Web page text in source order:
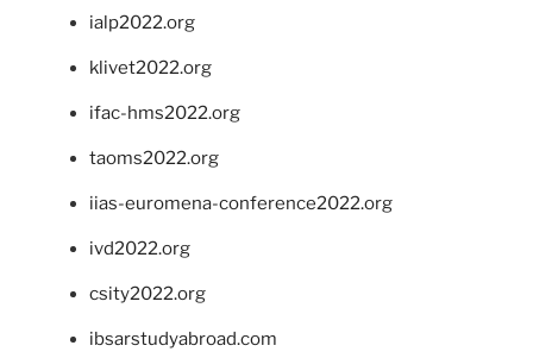
ialp2022.org
klivet2022.org
ifac-hms2022.org
taoms2022.org
iias-euromena-conference2022.org
ivd2022.org
csity2022.org
ibsarstudyabroad.com